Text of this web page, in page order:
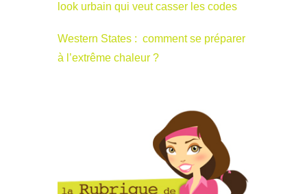
look urbain qui veut casser les codes
Western States : comment se préparer
à l’extrême chaleur ?